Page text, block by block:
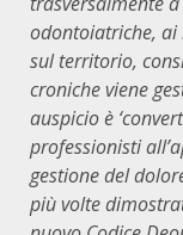
odontoiatriche, ai
sul territorio,
croniche viene
auspicio è
professionisti
gestione del
più volte